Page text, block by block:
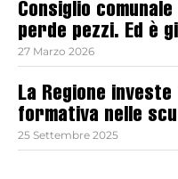
Consiglio
perde pezzi. Ed è
27 Marzo 2026
La Regione
formativa nelle
25 Settembre 2025